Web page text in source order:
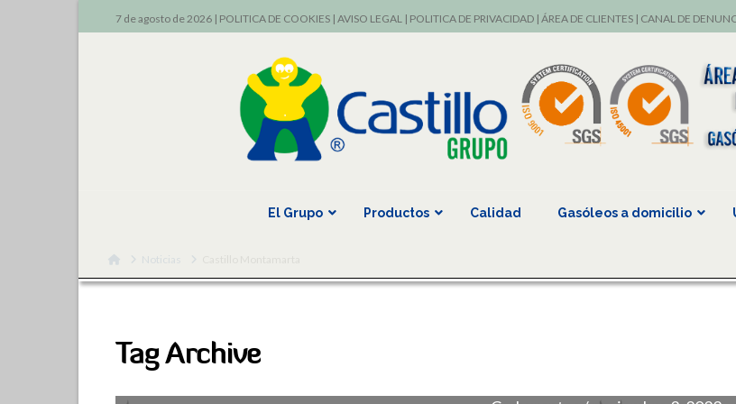
7 de agosto de 2026 | POLITICA DE COOKIES| AVISO LEGAL| POLITICA DE PRIVACIDAD| ÁREA DE CLIENTES| CANAL DE
El Grupo Productos Calidad Gasóleos a domicilio
HomeNoticias
Tag Archive